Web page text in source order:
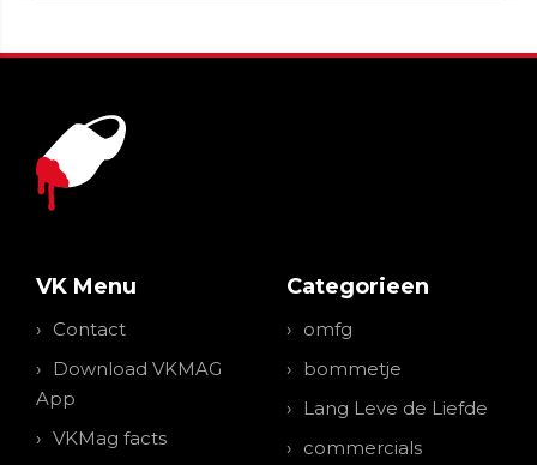
VK Menu
Contact
Download VKMAG
App
VKMag facts
Categorieen
omfg
bommetje
Lang Leve de Liefde
commercials